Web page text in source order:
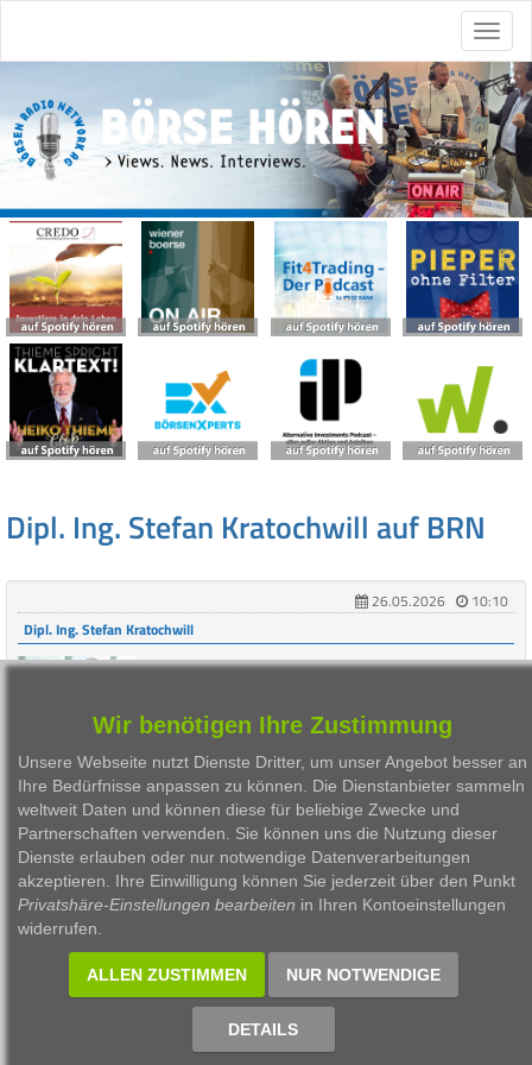
Dipl. Ing. Stefan Kratochwill auf BRN
26.05.2026
10:10
Dipl. Ing. Stefan Kratochwill
STRABAG SE - CEO Stefan Kratochwill: "Wir
Börsepreis Wien: Dritter Rang beim ATX-Preis für die
Strabag AG. 42 % der Leistung erbringt das
Unternehmen in Deutschland. "Die dortige Inf ...
1
1999 - 2026 Börsen Radio Network AG
Wir benötigen Ihre Zustimmung
Unsere Webseite nutzt Dienste Dritter, um unser Angebot besser an
Ihre Bedürfnisse anpassen zu können. Die Dienstanbieter sammeln
weltweit Daten und können diese für beliebige Zwecke und
Partnerschaften verwenden. Sie können uns die Nutzung dieser
Dienste erlauben oder nur notwendige Datenverarbeitungen
akzeptieren. Ihre Einwilligung können Sie jederzeit über den Punkt
Privatshäre-Einstellungen bearbeiten in Ihren Kontoeinstellungen
widerrufen.
ALLEN ZUSTIMMEN NUR NOTWENDIGE
DETAILS